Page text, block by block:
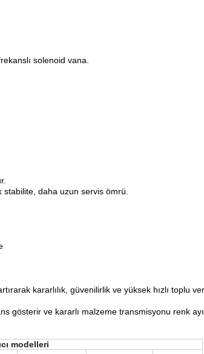
solenoid vana.
daha uzun servis ömrü.
kararlılık, güvenilirlik ve yüksek hızlı toplu
gösterir ve kararlı malzeme transmisyonu renk
modelleri